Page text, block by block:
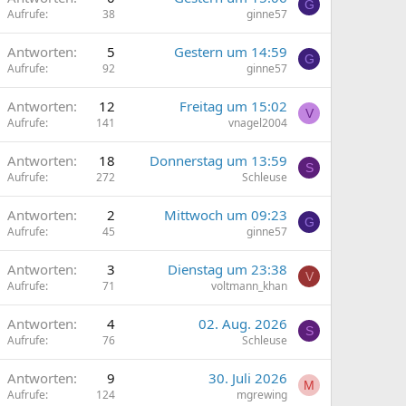
Aufrufe 38 ginne57
G
Antworten 5
Aufrufe 92
Gestern um 14:59
ginne57
G
Antworten 12
Aufrufe 141
Freitag um 15:02
vnagel2004
V
Antworten 18
Aufrufe 272
Donnerstag um 13:59
Schleuse
S
Antworten 2
Aufrufe 45
Mittwoch um 09:23
ginne57
G
Antworten 3
Aufrufe 71
Dienstag um 23:38
voltmann_khan
V
Antworten 4
Aufrufe 76
02. Aug. 2026
Schleuse
S
Antworten 9
Aufrufe 124
30. Juli 2026
mgrewing
M